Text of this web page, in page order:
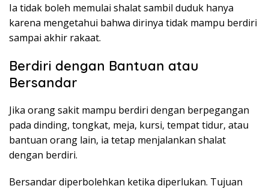
Ia tidak boleh memulai shalat sambil duduk hanya
karena mengetahui bahwa dirinya tidak mampu berdiri
sampai akhir rakaat.
Berdiri dengan Bantuan atau
Bersandar
Jika orang sakit mampu berdiri dengan berpegangan
pada dinding, tongkat, meja, kursi, tempat tidur, atau
bantuan orang lain, ia tetap menjalankan shalat
dengan berdiri.
Bersandar diperbolehkan ketika diperlukan. Tujuan